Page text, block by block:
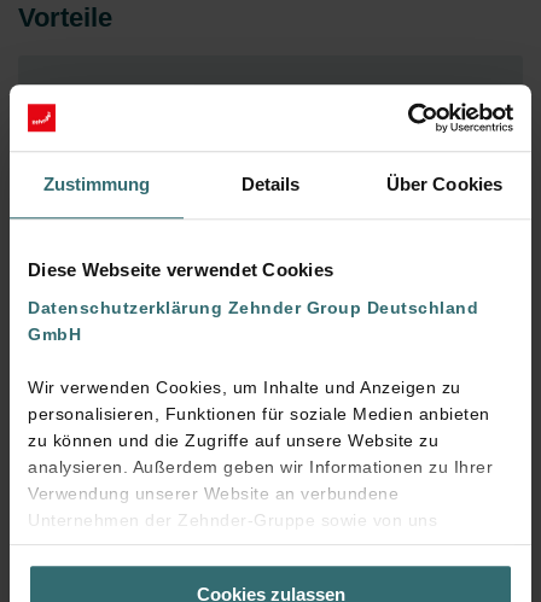
Zustimmung Details Über Cookies
Diese Webseite verwendet Cookies
Datenschutzerklärung Zehnder Group Deutschland
GmbH
Wir verwenden Cookies, um Inhalte und Anzeigen zu
personalisieren, Funktionen für soziale Medien anbieten
zu können und die Zugriffe auf unsere Website zu
analysieren. Außerdem geben wir Informationen zu Ihrer
Verwendung unserer Website an verbundene
Unternehmen der Zehnder-Gruppe sowie von uns
beauftragte Dienstleister zum Zweck der Werbung und
Analysen weiter. Unsere Dienstleister führen diese
Cookies zulassen
Vorteile
Hohe Leistungsfähigkeit: Große Luftmengen dank
Vielseitig einsetzbar: Für Wand und Bodenmontage
Holz- und Massivkonstruktionen
Einfache Luftmengenregelung: Mit Zehnder
ComfoSet präzise einstellbar
Bautenschutz für eine sichere Installation